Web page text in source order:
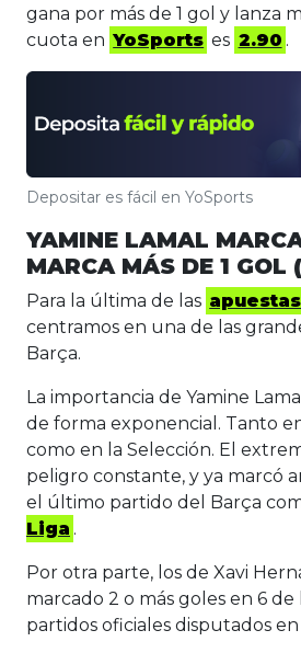
gana por más de 1 gol y lanza
cuota en YoSports es 2.90 .
Depositar es fácil en YoSports
YAMINE LAMAL
MARCA MÁS DE 1 GOL (
Para la última de las
centramos en una de las
Barça.
La importancia de Yamine
de forma exponencial. Tanto
como en la Selección. El
peligro constante, y ya marcó
el último partido del Barça
Liga .
Por otra parte, los de Xavi
marcado 2 o más goles en 6
partidos oficiales disputados